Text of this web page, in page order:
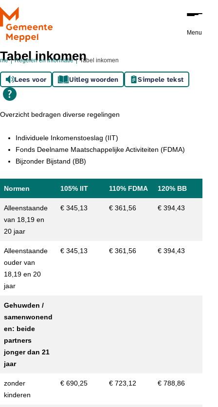
Ga naar de inhoud
Menu
Regelen en informatie Tabel inkomen
Tabel inkomen
Lees voor Uitleg woorden Simpele tekst
Overzicht bedragen diverse regelingen
Individuele Inkomenstoeslag (IIT)
Fonds Deelname Maatschappelijke Activiteiten (FDMA)
Bijzonder Bijstand (BB)
Normen 105% IIT 110% FDMA 120% BB
Alleenstaande
van 18,19 en
20 jaar
€ 345,13 € 361,56 € 394,43
Alleenstaande
ouder van
18,19 en 20
jaar
€ 345,13 € 361,56 € 394,43
Gehuwden /
samenwonend
en: beide
partners
jonger dan 21
jaar
zonder
kinderen
€ 690,25 € 723,12 € 788,86